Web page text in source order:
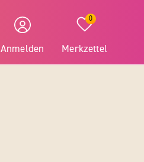
Anmelden
0
Merkzettel